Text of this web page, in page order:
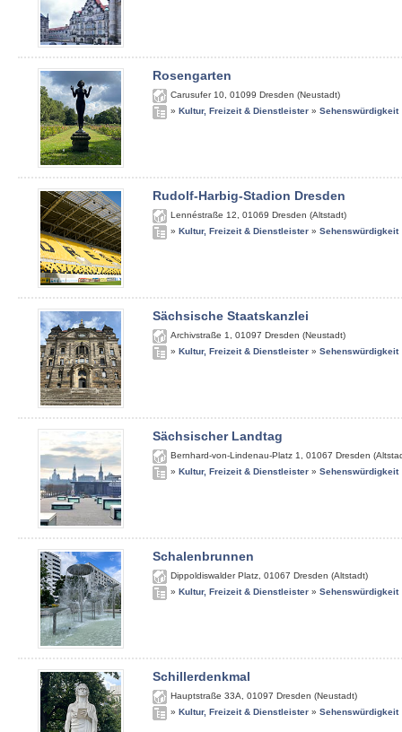
Rosengarten
Carusufer 10 01099 Dresden (Neustadt)
» Kultur, Freizeit & Dienstleister » Sehenswürdigkeit
Rudolf-Harbig-Stadion Dresden
Lennéstraße 12 01069 Dresden (Altstadt)
» Kultur, Freizeit & Dienstleister » Sehenswürdigkeit
Sächsische Staatskanzlei
Archivstraße 1 01097 Dresden (Neustadt)
» Kultur, Freizeit & Dienstleister » Sehenswürdigkeit
Sächsischer Landtag
Bernhard-von-Lindenau-Platz 1 01067 Dresden
» Kultur, Freizeit & Dienstleister » Sehenswürdigkeit
Schalenbrunnen
Dippoldiswalder Platz 01067 Dresden (Altstadt)
» Kultur, Freizeit & Dienstleister » Sehenswürdigkeit
Schillerdenkmal
Hauptstraße 33A 01097 Dresden (Neustadt)
» Kultur, Freizeit & Dienstleister » Sehenswürdigkeit